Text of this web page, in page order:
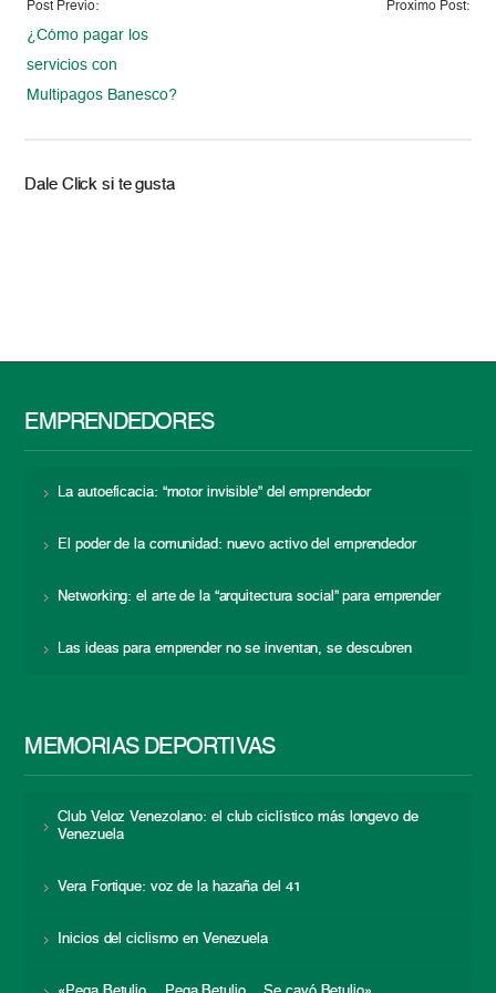
Post Previo:
¿Cómo pagar los
servicios con
Multipagos Banesco?
Proximo Post:
Dale Click si te gusta
EMPRENDEDORES
La autoeficacia: “motor invisible” del emprendedor
El poder de la comunidad: nuevo activo del emprendedor
Networking: el arte de la “arquitectura social” para emprender
Las ideas para emprender no se inventan, se descubren
MEMORIAS DEPORTIVAS
Club Veloz Venezolano: el club ciclístico más longevo de
Venezuela
Vera Fortique: voz de la hazaña del 41
Inicios del ciclismo en Venezuela